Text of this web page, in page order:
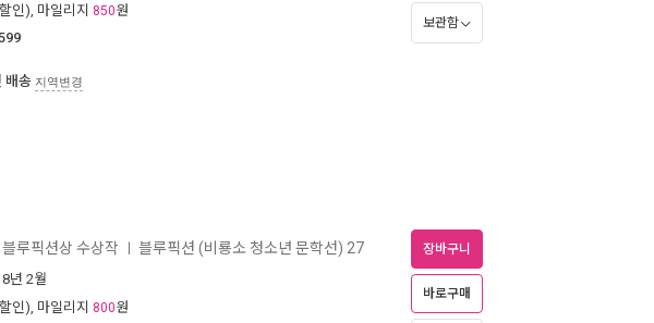
할인), 마일리지 850원
배송 지역변경
보관함
루픽션상 수상작 블루픽션 (비룡소 청소년 문학선) 27
년 2월
할인), 마일리지 800원
장바구니
바로구매